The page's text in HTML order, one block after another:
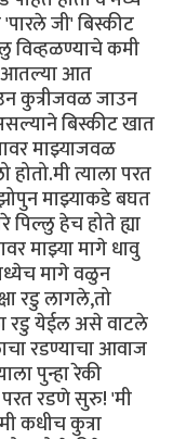
'पारले जी' बिस्कीट
विव्हळण्याचे कमी
आतल्या आत
कुत्रीजवळ जाउन
बिस्कीट खात
माझ्याजवळ
त्याला परत
माझ्याकडे बघत
पिल्लु हेच होते ह्या
माझ्या मागे धावु
मागे वळुन
रडु लागले,तो
रडु येईल असे वाटले
रडण्याचा आवाज
पुन्हा रेकी
परत रडणे सुरु! 'मी
कधीच कुत्रा